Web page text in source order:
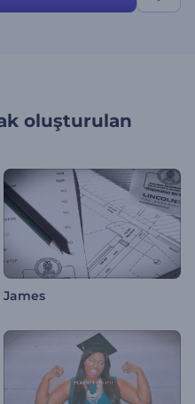
oluşturulan
James